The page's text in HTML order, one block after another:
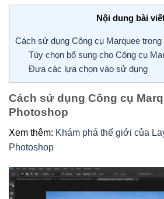
Nội dung bài
Cách sử dụng Công cụ Marquee trong
Tùy chọn bổ sung cho Công cụ
Đưa các lựa chọn vào sử dụng
Cách sử dụng Công cụ
Photoshop
Xem thêm: Khám phá thế giới của
Photoshop